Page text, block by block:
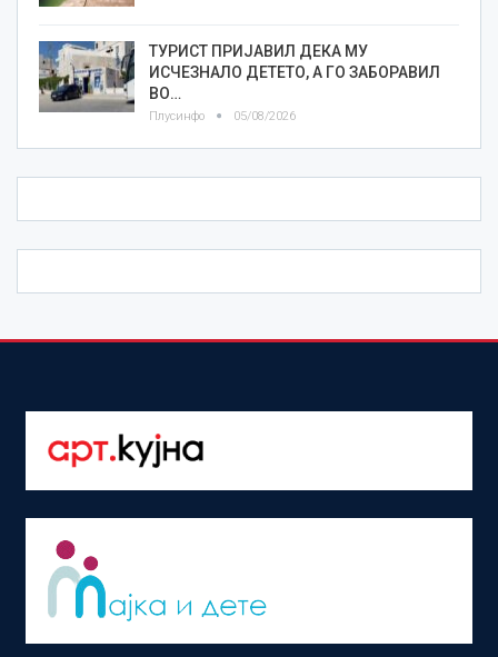
ТУРИСТ ПРИЈАВИЛ ДЕКА МУ
ИСЧЕЗНАЛО ДЕТЕТО, А ГО ЗАБОРАВИЛ
ВО…
Плусинфо 05/08/2026